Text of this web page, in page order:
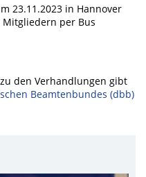
23.11.2023 in Hannover
per Bus
den Verhandlungen gibt
Beamtenbundes (dbb)